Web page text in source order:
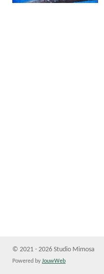
© 2021 - 2026 Studio Mimosa
Powered by JouwWeb